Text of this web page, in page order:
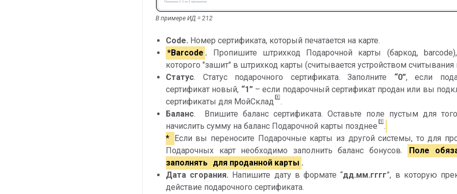
В примере ИД = 212
Code. Номер сертификата, который печатается на карте.
*Barcode . Пропишите штрихкод Подарочной карты (баркод,
которого "зашит" в штрихкод карты (считывается устройством считывания
Статус. Статус подарочного сертификата. Заполните “0”, если
сертификат новый, “1” – если подарочный сертификат продан или вы
сертификаты для МойСклад 1️⃣.
Баланс. Впишите баланс сертификата. Оставьте поле пустым для
начислить сумму на баланс Подарочной карты позднее 1️⃣.
*
Если вы переносите Подарочные карты из другой системы, то для
Подарочных карт необходимо заполнить баланс бонусов.
Поле
заполнять для проданной карты .
Дата сгорания. Напишите дату в формате “дд.мм.гггг”, в которую
действие подарочного сертификата.